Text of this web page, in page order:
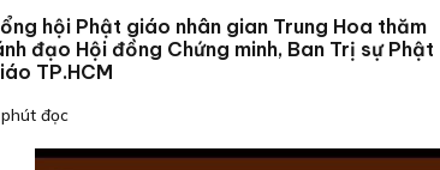
hội Phật giáo nhân gian Trung Hoa thăm
đạo Hội đồng Chứng minh, Ban Trị sự Phật
TP.HCM
đọc